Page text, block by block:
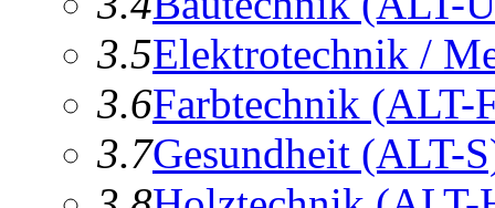
3.5Elektrotechnik /
3.6Farbtechnik (ALT-
3.7Gesundheit (ALT-